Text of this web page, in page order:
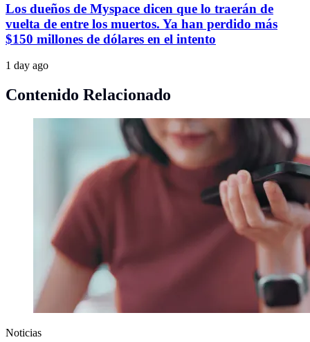
Los dueños de Myspace dicen que lo traerán de
vuelta de entre los muertos. Ya han perdido más
$150 millones de dólares en el intento
1 day ago
Contenido Relacionado
Noticias